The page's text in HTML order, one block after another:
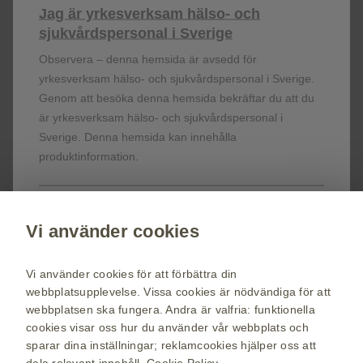
Registrera dig!
Få senaste nytt om våra läkemedel,
terapiområden, information om evenemang,
beställ material till dig och dina patienter.
vaccin.se
Webkarta
Användarvillkor
Personuppgiftspolicy
Jag är yrkesverksam hälso- och
sjukvårdspersonal i Sverige
Observera – denna hemsida är avsedd för
yrkesverksam hälso- och sjukvårdspersonal i Sverige.
Genom att besöka denna hemsida bekräftar du att du
är yrkesverksam hälso- och sjukvårdspersonal i
Sverige. Denna hemsida kan innehålla
produktinformation.
Eftersom du inte är hälso- eller sjukvårdspersonal
allmänheten.
Vi använder cookies
Vi använder cookies för att förbättra din
webbplatsupplevelse. Vissa cookies är nödvändiga för att
webbplatsen ska fungera. Andra är valfria: funktionella
cookies visar oss hur du använder vår webbplats och
sparar dina inställningar; reklamcookies hjälper oss att